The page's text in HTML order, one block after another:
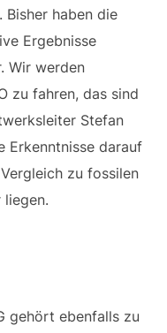
haben die
Ergebnisse
Wir werden
zu fahren, das sind
Stefan
Erkenntnisse darauf
zu fossilen
gehört ebenfalls zu